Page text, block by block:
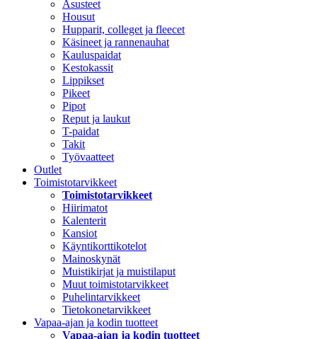
Asusteet
Housut
Hupparit, colleget ja fleecet
Käsineet ja rannenauhat
Kauluspaidat
Kestokassit
Lippikset
Pikeet
Pipot
Reput ja laukut
T-paidat
Takit
Työvaatteet
Outlet
Toimistotarvikkeet
Toimistotarvikkeet
Hiirimatot
Kalenterit
Kansiot
Käyntikorttikotelot
Mainoskynät
Muistikirjat ja muistilaput
Muut toimistotarvikkeet
Puhelintarvikkeet
Tietokonetarvikkeet
Vapaa-ajan ja kodin tuotteet
Vapaa-ajan ja kodin tuotteet